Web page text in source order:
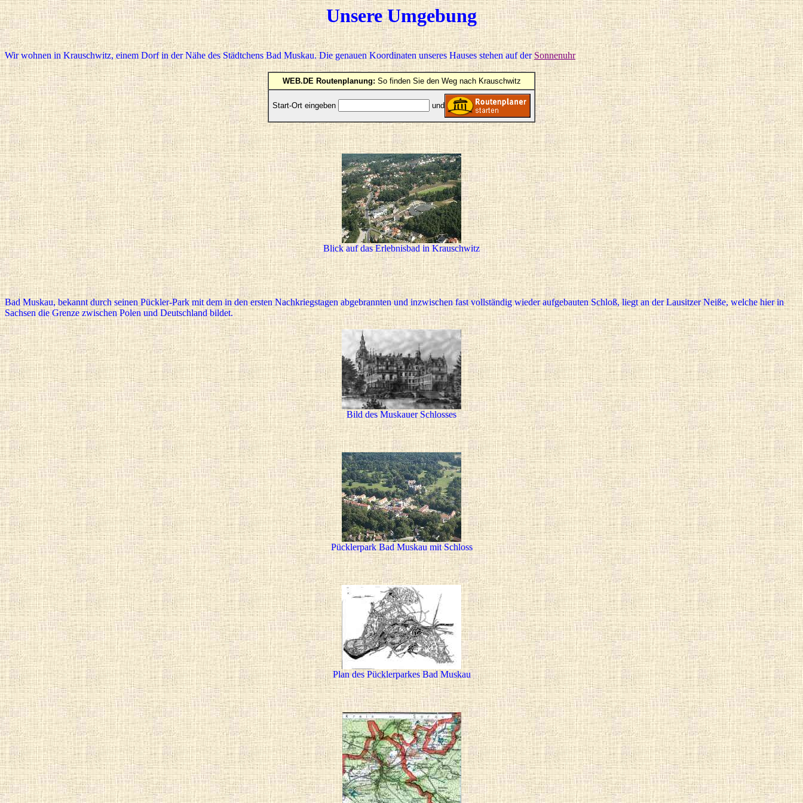
Unsere Umgebung
Wir wohnen in Krauschwitz, einem Dorf in der Nähe des Städtchens Bad Muskau. Die genauen Koordinaten unseres Hauses stehen auf der Sonnenuhr
WEB.DE Routenplanung: So finden Sie den Weg nach Krauschwitz
Start-Ort eingeben und
Blick auf das Erlebnisbad in Krauschwitz
Bad Muskau, bekannt durch seinen Pückler-Park mit dem in den ersten Nachkriegstagen abgebrannten und inzwischen fast vollständig wieder aufgebauten Schloß, liegt an der Lausitzer Neiße, welche hier in
Sachsen die Grenze zwischen Polen und Deutschland bildet.
Bild des Muskauer Schlosses
Pücklerpark Bad Muskau mit Schloss
Plan des Pücklerparkes Bad Muskau